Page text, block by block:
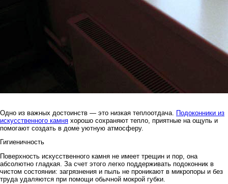
Одно из важных достоинств — это низкая теплоотдача. Подоконники из
искусственного камня хорошо сохраняют тепло, приятные на ощупь и
помогают создать в доме уютную атмосферу.
Гигиеничность
Поверхность искусственного камня не имеет трещин и пор, она
абсолютно гладкая. За счет этого легко поддерживать подоконник в
чистом состоянии: загрязнения и пыль не проникают в микропоры и без
труда удаляются при помощи обычной мокрой губки.